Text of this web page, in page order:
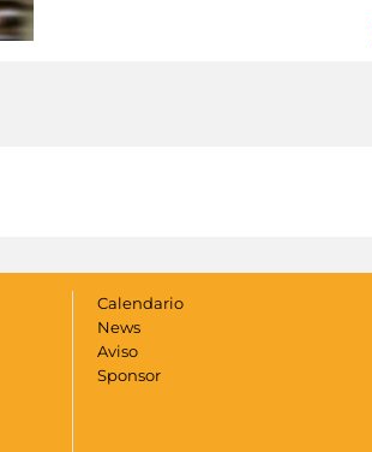
Calendario
News
Aviso
Sponsor